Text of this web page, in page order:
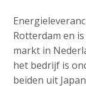
Rotterdam en
markt in
het bedrijf is
beiden uit